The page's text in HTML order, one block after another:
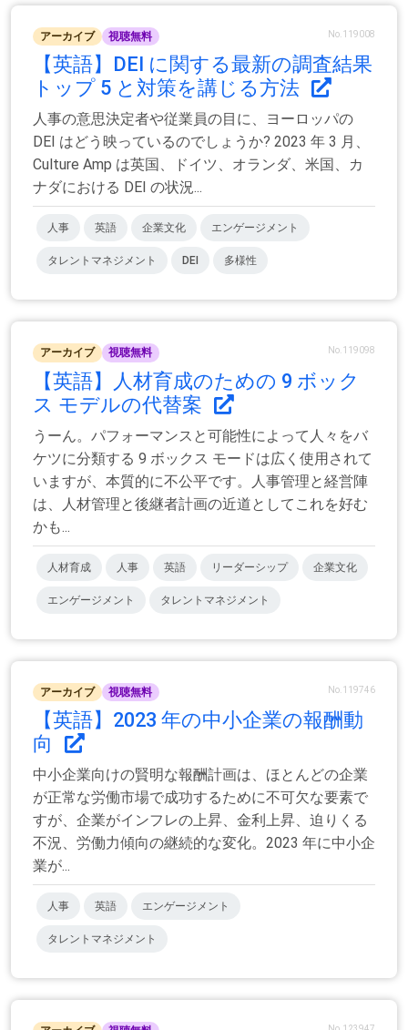
アーカイブ 視聴無料 No.119008
【英語】DEI に関する最新の調査結果
トップ 5 と対策を講じる方法
人事の意思決定者や従業員の目に、ヨーロッパの
DEI はどう映っているのでしょうか? 2023 年 3 月、
Culture Amp は英国、ドイツ、オランダ、米国、カ
ナダにおける DEI の状況...
人事 英語 企業文化 エンゲージメント
タレントマネジメント DEI 多様性
アーカイブ 視聴無料 No.119098
【英語】人材育成のための 9 ボック
ス モデルの代替案
うーん。パフォーマンスと可能性によって人々をバ
ケツに分類する 9 ボックス モードは広く使用されて
いますが、本質的に不公平です。人事管理と経営陣
は、人材管理と後継者計画の近道としてこれを好む
かも...
人材育成 人事 英語 リーダーシップ 企業文化
エンゲージメント タレントマネジメント
アーカイブ 視聴無料 No.119746
【英語】2023 年の中小企業の報酬動
向
中小企業向けの賢明な報酬計画は、ほとんどの企業
が正常な労働市場で成功するために不可欠な要素で
すが、企業がインフレの上昇、金利上昇、迫りくる
不況、労働力傾向の継続的な変化。2023 年に中小企
業が...
人事 英語 エンゲージメント
タレントマネジメント